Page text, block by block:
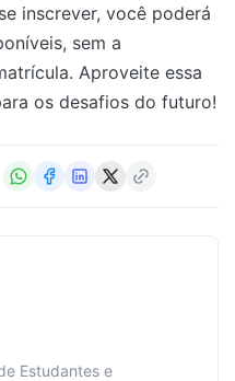
inscrever, você poderá
sem a
Aproveite essa
os desafios do futuro!
Estudantes e